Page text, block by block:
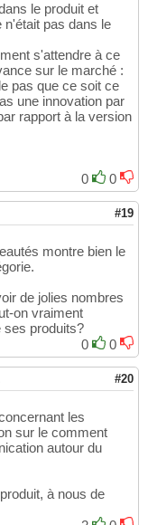
le produit et
pas dans le
s'attendre à ce
sur le marché :
pas que ce soit ce
une innovation par
rapport à la version
0
0
#19
montre bien le
de jolies nombres
on vraiment
ses produits?
0
0
#20
les
sur le comment
autour du
à nous de